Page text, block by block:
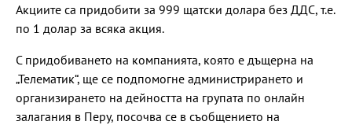
Акциите са придобити за 999 щатски долара без ДДС, т.е.
по 1 долар за всяка акция.
С придобиването на компанията, която е дъщерна на
„Телематик“, ще се подпомогне администрирането и
организирането на дейността на групата по онлайн
залагания в Перу, посочва се в съобщението на